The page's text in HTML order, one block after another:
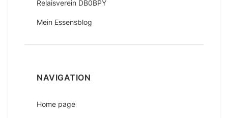
Relaisverein DB0BPY
Mein Essensblog
NAVIGATION
Home page